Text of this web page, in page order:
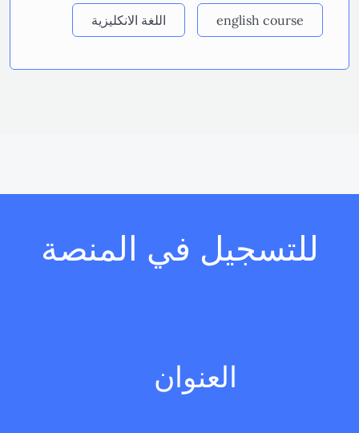
english course اللغة الانكليزية
للتسجيل في المنصة
العنوان